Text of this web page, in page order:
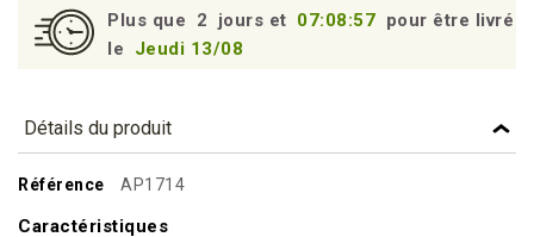
Plus que 2 jours et 07:08:57 pour être livré
le
Jeudi 13/08
Détails du produit
Référence AP1714
Caractéristiques